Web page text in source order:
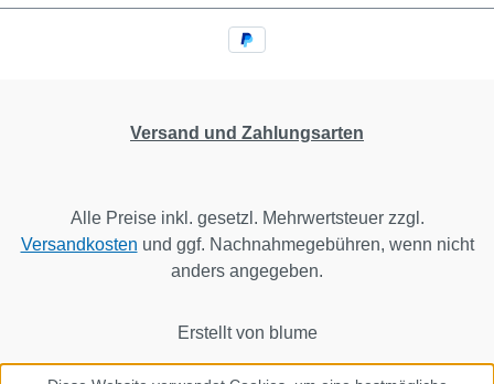
Versand und Zahlungsarten
Alle Preise inkl. gesetzl. Mehrwertsteuer zzgl.
Versandkosten und ggf. Nachnahmegebühren, wenn nicht
anders angegeben.
Erstellt von blume